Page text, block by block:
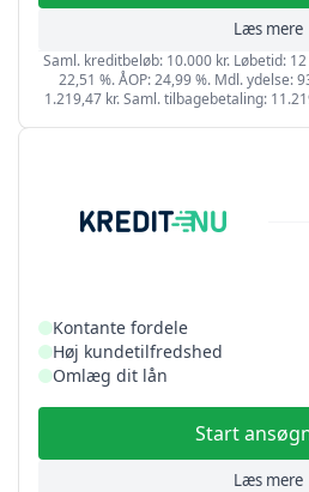
Læs mere
Saml. kreditbeløb: 10.000 kr. Løbetid:
22,51 %. ÅOP: 24,99 %. Mdl. ydelse:
1.219,47 kr. Saml. tilbagebetaling:
Kontante fordele
Høj kundetilfredshed
Omlæg dit lån
Start
Læs mere